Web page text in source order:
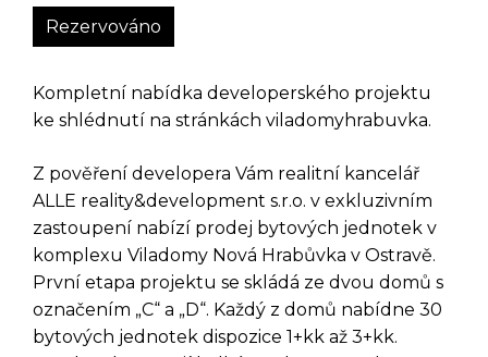
Rezervováno
Kompletní nabídka developerského projektu
ke shlédnutí na stránkách viladomyhrabuvka.
Z pověření developera Vám realitní kancelář
ALLE reality&development s.r.o. v exkluzivním
zastoupení nabízí prodej bytových jednotek v
komplexu Viladomy Nová Hrabůvka v Ostravě.
První etapa projektu se skládá ze dvou domů s
označením „C“ a „D“. Každý z domů nabídne 30
bytových jednotek dispozice 1+kk až 3+kk.